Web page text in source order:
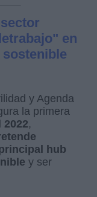
en
y Agenda
la primera
,
hub
y ser